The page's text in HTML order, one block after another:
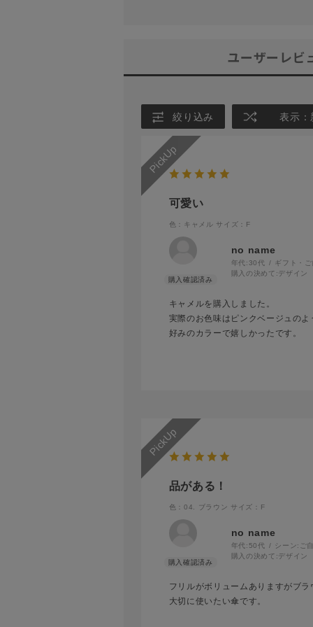
ユーザーレビ
絞り込み 表示：
可愛い
色：キャメル サイズ：F
no name
年代:30代
ギフト・
購入の決めて: デザイン
キャメルを購入しました。
実際のお色味はピンクベージュの
好みのカラーで嬉しかったです。
品がある！
色：04. ブラウン サイズ：F
no name
年代: 50代 シーン: ご
購入の決めて: デザイン
フリルがボリュームありますがブ
大切に使いたい傘です。